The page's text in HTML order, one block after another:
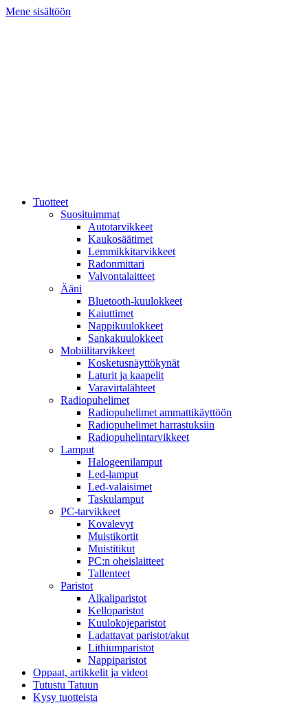
Mene sisältöön
Tuotteet
Suosituimmat
Autotarvikkeet
Kaukosäätimet
Lemmikkitarvikkeet
Radonmittari
Valvontalaitteet
Ääni
Bluetooth-kuulokkeet
Kaiuttimet
Nappikuulokkeet
Sankakuulokkeet
Mobiilitarvikkeet
Kosketusnäyttökynät
Laturit ja kaapelit
Varavirtalähteet
Radiopuhelimet
Radiopuhelimet ammattikäyttöön
Radiopuhelimet harrastuksiin
Radiopuhelintarvikkeet
Lamput
Halogeenilamput
Led-lamput
Led-valaisimet
Taskulamput
PC-tarvikkeet
Kovalevyt
Muistikortit
Muistitikut
PC:n oheislaitteet
Tallenteet
Paristot
Alkaliparistot
Kelloparistot
Kuulokojeparistot
Ladattavat paristot/akut
Lithiumparistot
Nappiparistot
Oppaat, artikkelit ja videot
Tutustu Tatuun
Kysy tuotteista